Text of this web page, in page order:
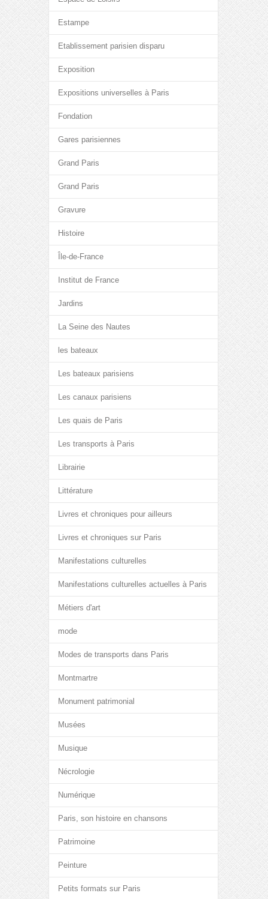
Estampe
Etablissement parisien disparu
Exposition
Expositions universelles à Paris
Fondation
Gares parisiennes
Grand Paris
Grand Paris
Gravure
Histoire
Île-de-France
Institut de France
Jardins
La Seine des Nautes
les bateaux
Les bateaux parisiens
Les canaux parisiens
Les quais de Paris
Les transports à Paris
Librairie
Littérature
Livres et chroniques pour ailleurs
Livres et chroniques sur Paris
Manifestations culturelles
Manifestations culturelles actuelles à Paris
Métiers d'art
mode
Modes de transports dans Paris
Montmartre
Monument patrimonial
Musées
Musique
Nécrologie
Numérique
Paris, son histoire en chansons
Patrimoine
Peinture
Petits formats sur Paris